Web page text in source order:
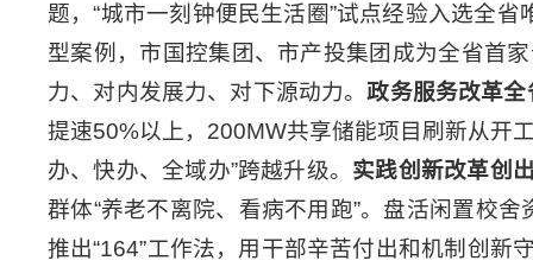
题，“城市一刻钟便民生活圈”试点经验入选全
型案例，市国控集团、市产投集团成为全省首
力、对内发展力、对下源动力。政务服务改革全
提速50%以上，200MW共享储能项目刷新从开
办、快办、全域办”跨越升级。 实践创新改革创
群体“养老不离院、看病不用跑”。盘活闲置校
推出“164”工作法，用干部辛苦付出和机制创新